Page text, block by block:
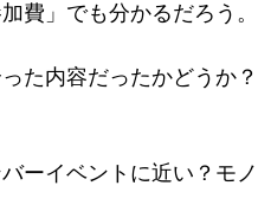
費」でも分かるだろう。
た内容だったかどうか？
ーイベントに近い？モノ